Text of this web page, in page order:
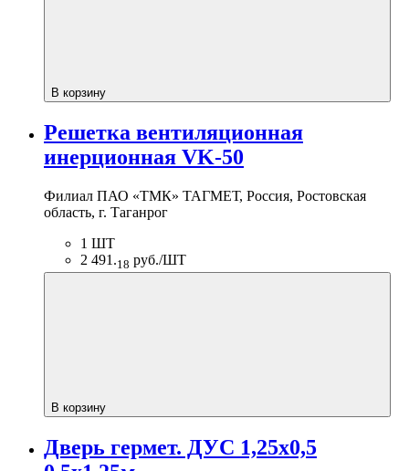
В корзину
Решетка вентиляционная
инерционная VK-50
Филиал ПАО «ТМК» ТАГМЕТ, Россия, Ростовская
область, г. Таганрог
1 ШТ
2 491.18 руб./ШТ
В корзину
Дверь гермет. ДУС 1,25х0,5